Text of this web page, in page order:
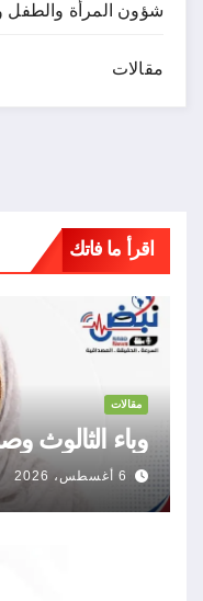
شؤون المرأة والطفل
مقالات
اقرأ ما فاتك
مقالات
وباء الثالوث
6 أغسطس، 2026